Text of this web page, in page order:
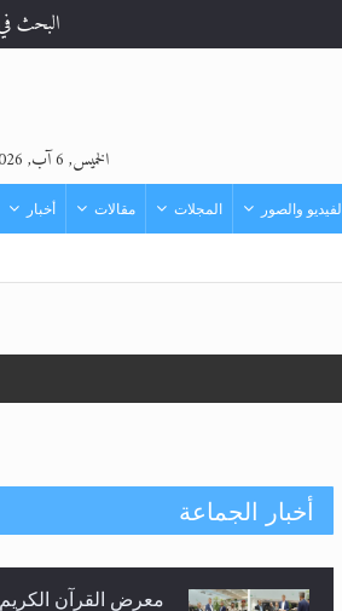
البحث
الخميس, 6 آب, 2026
والصور المجلات مقالات أخبار
أخبار الجماعة
معرض القرآن الكريم